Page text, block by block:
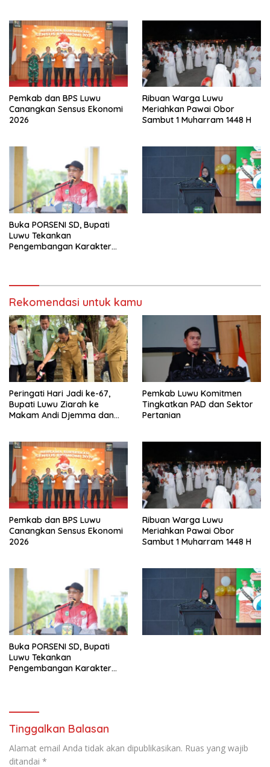
Pemkab dan BPS Luwu
Canangkan Sensus Ekonomi
2026
Ribuan Warga Luwu
Meriahkan Pawai Obor
Sambut 1 Muharram 1448 H
Buka PORSENI SD, Bupati
Luwu Tekankan
Pengembangan Karakter
Rekomendasi untuk kamu
Peringati Hari Jadi ke-67,
Bupati Luwu Ziarah ke
Makam Andi Djemma dan
Pemkab Luwu Komitmen
Tingkatkan PAD dan Sektor
Pertanian
Pemkab dan BPS Luwu
Canangkan Sensus Ekonomi
2026
Ribuan Warga Luwu
Meriahkan Pawai Obor
Sambut 1 Muharram 1448 H
Buka PORSENI SD, Bupati
Luwu Tekankan
Pengembangan Karakter
Tinggalkan Balasan
Alamat email Anda tidak akan dipublikasikan. Ruas yang wajib
ditandai *